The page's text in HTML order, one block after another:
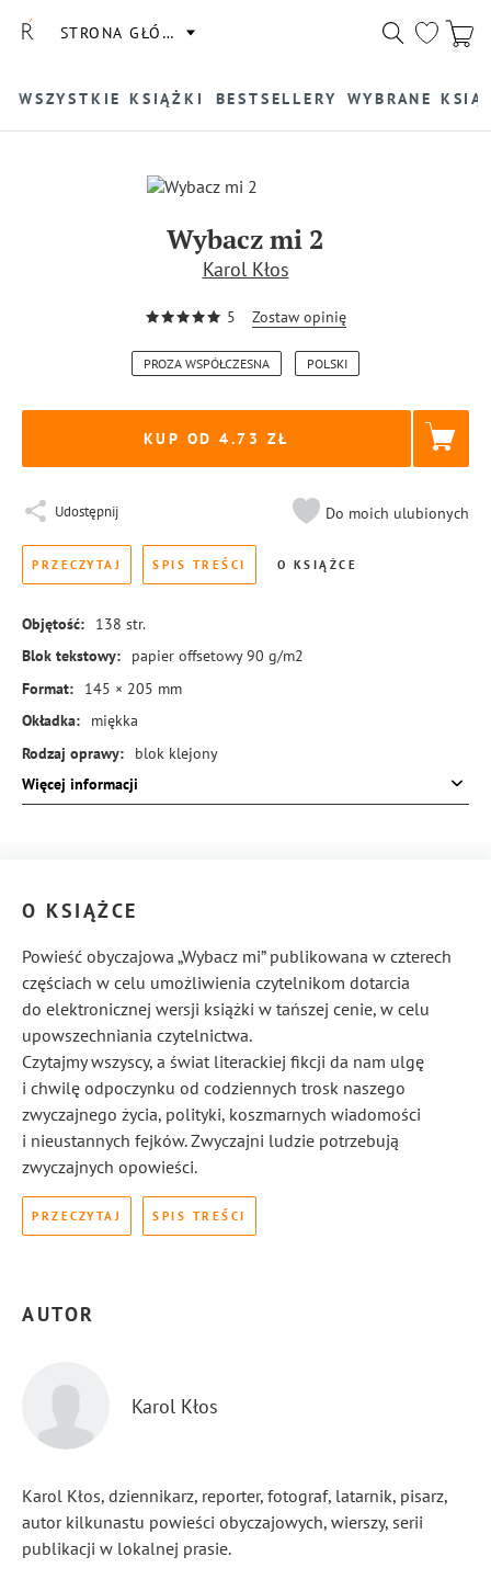
STRONA GŁÓWNA
WSZYSTKIE KSIĄŻKI BESTSELLERY WYBRANE
Wybacz mi 2
Karol Kłos
5 Zostaw opinię
PROZA WSPÓŁCZESNA POLSKI
KUP OD 4.73
Udostępnij Do moich ulubionych
PRZECZYTAJ SPIS TREŚCI O KSIĄŻCE
Objętość: 138 str.
Blok tekstowy:
papier offsetowy 90 g/m2
Format:
145 × 205 mm
Okładka:
miękka
Rodzaj oprawy:
blok klejony
ISBN:
978-83-8431-233-9
Więcej informacji
O KSIĄŻCE
Powieść obyczajowa „Wybacz mi” publikowana w czterech
częściach w celu umożliwienia czytelnikom dotarcia
do elektronicznej wersji książki w tańszej cenie, w celu
upowszechniania czytelnictwa.
Czytajmy wszyscy, a świat literackiej fikcji da nam ulgę
i chwilę odpoczynku od codziennych trosk naszego
zwyczajnego życia, polityki, koszmarnych wiadomości
i nieustannych fejków. Zwyczajni ludzie potrzebują
zwyczajnych opowieści.
PRZECZYTAJ SPIS TREŚCI
AUTOR
Karol Kłos
Karol Kłos, dziennikarz, reporter, fotograf, latarnik, pisarz,
autor kilkunastu powieści obyczajowych, wierszy, serii
publikacji w lokalnej prasie.